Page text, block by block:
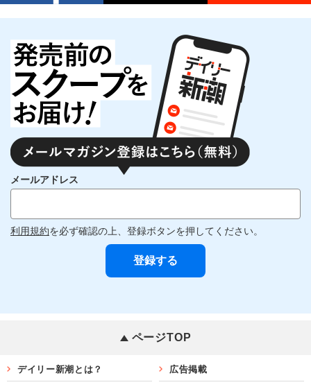
メールアドレス
利用規約を必ず確認の上、登録ボタンを押してください。
ページTOP
デイリー新潮とは？ 広告掲載